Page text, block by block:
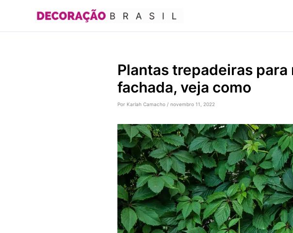
o
Plantas trepadeiras
fachada, veja como
Por Karlah Camacho / novembro 11, 2022